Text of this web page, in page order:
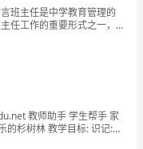
班主任是中学教育管理的
任工作的重要形式之一，
成长和健康发展具有重要
及时了解班级各方面情
教师助手 学生帮手 家
的杉树林 教学目标: 识记:
。 理解: 1、了解杉树林一